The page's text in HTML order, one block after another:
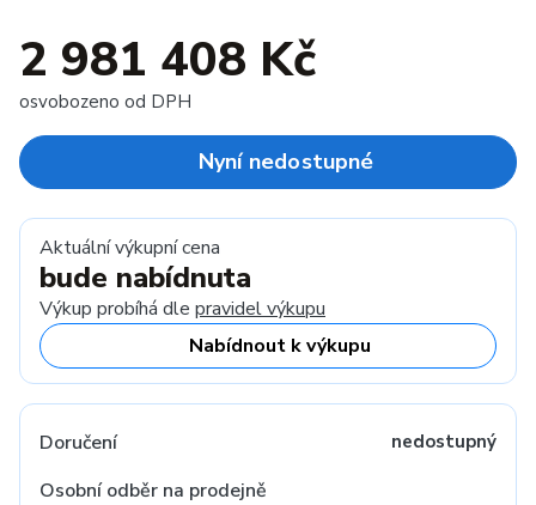
2 981 408 Kč
osvobozeno od DPH
Nyní nedostupné
Aktuální výkupní cena
bude nabídnuta
Výkup probíhá dle pravidel výkupu
Nabídnout k výkupu
Doručení nedostupný
Osobní odběr na prodejně